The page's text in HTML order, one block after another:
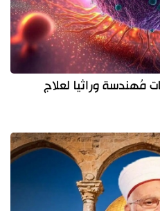
مُهندسة وراثيا لعلاج